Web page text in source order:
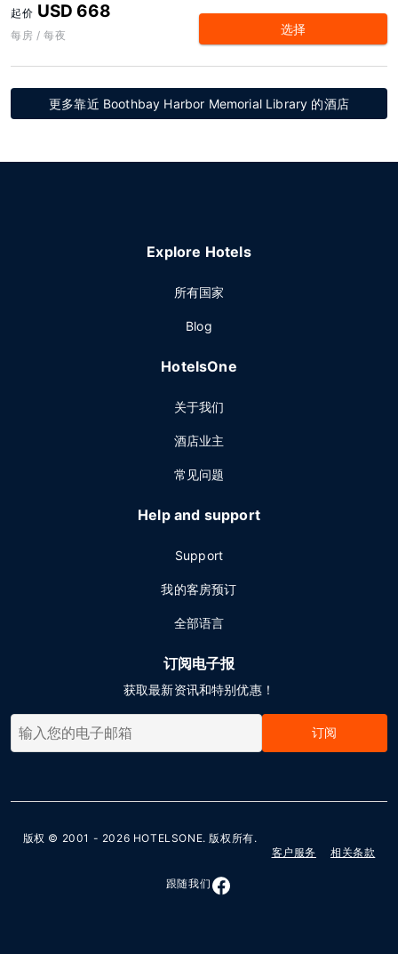
起价 USD 668
每房 / 每夜 选择
更多靠近 Boothbay Harbor Memorial Library 的酒店
Explore Hotels
所有国家
Blog
HotelsOne
关于我们
酒店业主
常见问题
Help and support
Support
我的客房预订
全部语言
订阅电子报
获取最新资讯和特别优惠！
订阅
版权 © 2001 - 2026 HOTELSONE. 版权所有.
客户服务
相关条款
跟随我们